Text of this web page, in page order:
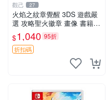
觀己 27
火焰之紋章覺醒 3DS 遊戲嚴
選 攻略聖火徽章 畫像 書籍
內容
$1,040 95折
折扣碼